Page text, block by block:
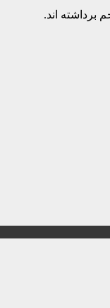
برداشته اند.